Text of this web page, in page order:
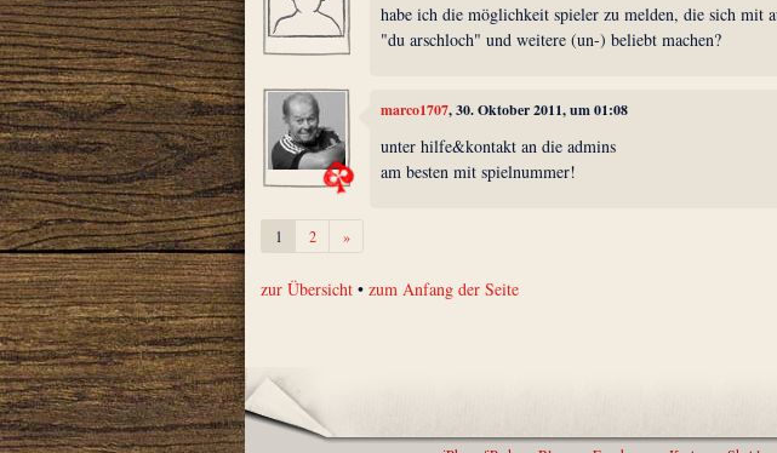
habe ich die möglichkeit spieler zu melden, die sich mit
"du arschloch" und weitere (un-) beliebt machen?
marco1707, 30. Oktober 2011, um 01:08
unter hilfe&kontakt an die admins
am besten mit spielnummer!
1 2 »Weiter
zur Übersicht •zum Anfang der Seite